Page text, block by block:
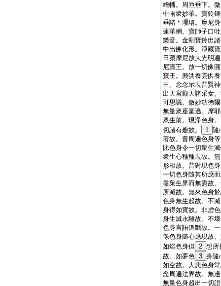
繒幡。周匝垂下。
中雨衆妙華。寶鈴
垂諸＊瓔珞。摩尼
蓮華網。寶師子口
樂音。金剛寶鈴出
中出佛化形。淨藏
日藏摩尼放大光明
尼寶王。放一切佛
寶王。興供養雲供
王。念念示現普賢
出天宮殿天諸采女
可思議。微妙功徳
無量衆座圍遶。摩
衆生前。現淨色身
切諸有趣故。
1 隨
著故。普周遍色身
比色身令一切衆生
衆生心種種現故。
形相故。普對現色
一切色身隨其所應
盡衆生界而無盡故
所滅故。無來色身
色身無生起故。不
身得如實故。非虚
身生滅永離故。不
色身言語道斷故。
像色身隨心應現故
如焔色身但 2 想所
故。如夢色 3 身隨
如空故。大悲色身
念周遍法界故。無
無量色身超出一切